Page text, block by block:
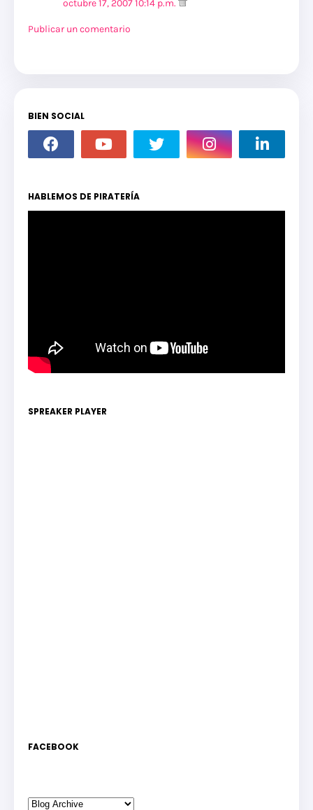
octubre 17, 2007 10:14 p.m.
Publicar un comentario
BIEN SOCIAL
HABLEMOS DE PIRATERÍA
SPREAKER PLAYER
FACEBOOK